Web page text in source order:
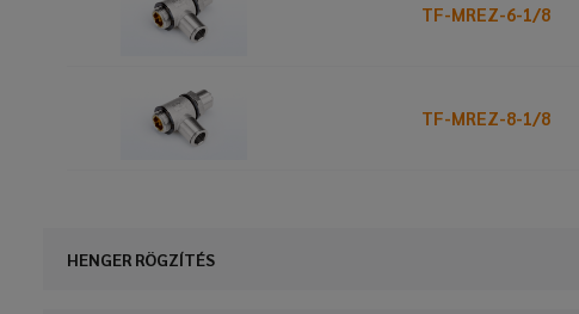
TF-MREZ-6-1/8
TF-MREZ-8-1/8
HENGER RÖGZÍTÉS